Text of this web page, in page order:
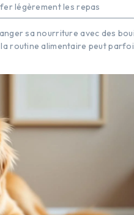
légèrement les repas
sa nourriture avec des
routine alimentaire peut